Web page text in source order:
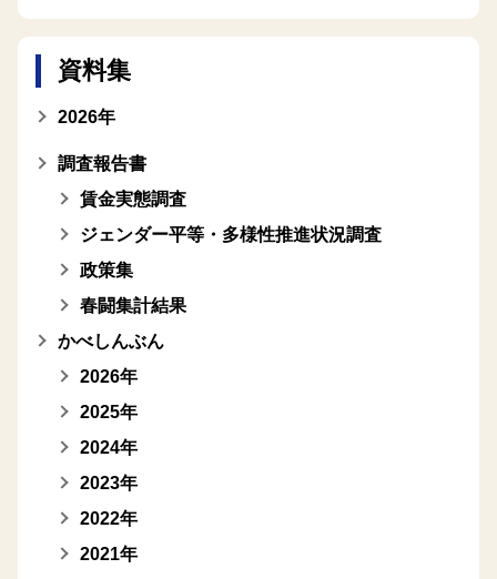
資料集
2026年
調査報告書
賃金実態調査
ジェンダー平等・多様性推進状況調査
政策集
春闘集計結果
かべしんぶん
2026年
2025年
2024年
2023年
2022年
2021年